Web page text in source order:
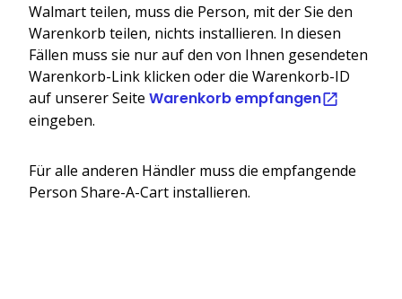
Walmart teilen, muss die Person, mit der Sie den
Warenkorb teilen, nichts installieren. In diesen
Fällen muss sie nur auf den von Ihnen gesendeten
Warenkorb-Link klicken oder die Warenkorb-ID
auf unserer Seite Warenkorb empfangen
eingeben.
Für alle anderen Händler muss die empfangende
Person Share-A-Cart installieren.